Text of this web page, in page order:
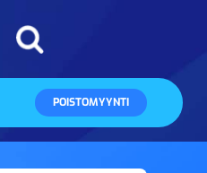
POISTOMYYNTI